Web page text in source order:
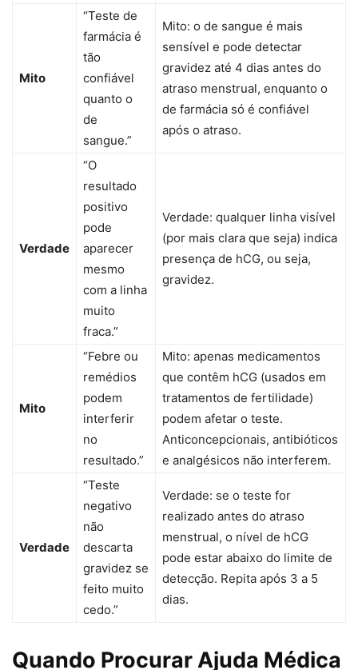
Mito
“Teste de
farmácia é
tão
confiável
quanto o
de
sangue.”
Mito: o de sangue é mais
sensível e pode detectar
gravidez até 4 dias antes do
atraso menstrual, enquanto o
de farmácia só é confiável
após o atraso.
Verdade
“O
resultado
positivo
pode
aparecer
mesmo
com a linha
muito
fraca.”
Verdade: qualquer linha visível
(por mais clara que seja) indica
presença de hCG, ou seja,
gravidez.
Mito
“Febre ou
remédios
podem
interferir
no
resultado.”
Mito: apenas medicamentos
que contêm hCG (usados em
tratamentos de fertilidade)
podem afetar o teste.
Anticoncepcionais, antibióticos
e analgésicos não interferem.
Verdade
“Teste
negativo
não
descarta
gravidez se
feito muito
cedo.”
Verdade: se o teste for
realizado antes do atraso
menstrual, o nível de hCG
pode estar abaixo do limite de
detecção. Repita após 3 a 5
dias.
Quando Procurar Ajuda Médica